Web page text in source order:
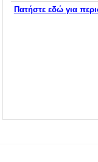
Πατήστε εδώ για